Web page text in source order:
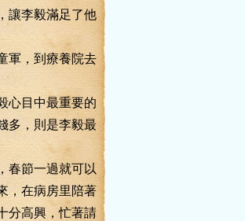
讓李毅滿足了他
，到療養院去
目中最重要的
多，則是李毅最
節一過就可以
，在病房里陪著
分高興，忙著請